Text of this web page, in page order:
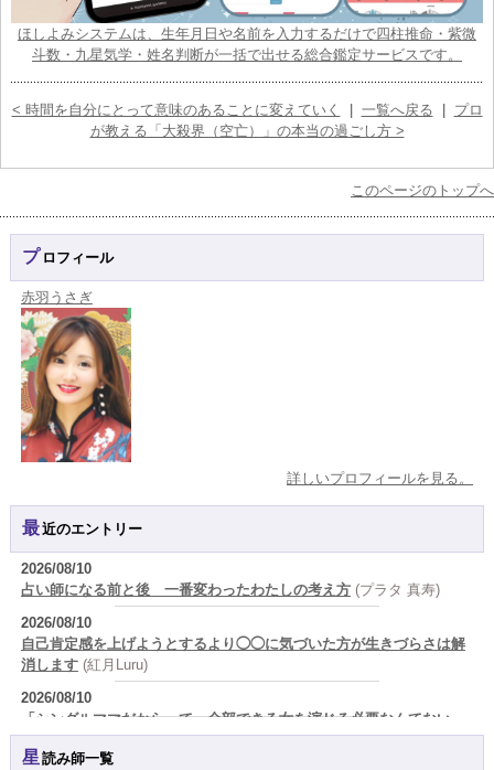
ほしよみシステムは、生年月日や名前を入力するだけで四柱推命・紫微
斗数・九星気学・姓名判断が一括で出せる総合鑑定サービスです。
< 時間を自分にとって意味のあることに変えていく 一覧へ戻る
プロ
が教える「大殺界（空亡）」の本当の過ごし方 >
このページのトップへ
プロフィール
赤羽うさぎ
詳しいプロフィールを見る。
最近のエントリー
2026/08/10
占い師になる前と後 一番変わったわたしの考え方 (プラタ 真寿)
2026/08/10
自己肯定感を上げようとするより◯◯に気づいた方が生きづらさは解
消します (紅月Luru)
2026/08/10
「シングルママだからって、全部できる女を演じる必要なんてない。
家事も育児も仕事も完璧にこなして、最後に倒れるくらいなら、私は
堂々と手を抜く」
星読み師一覧